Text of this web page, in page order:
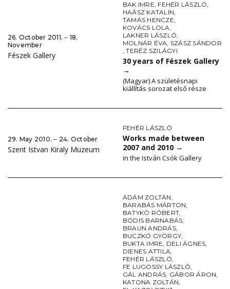
26. October 2011. ‒ 18.
November
Fészek Gallery
BAK IMRE, FEHÉR LÁSZLÓ,
HAÁSZ KATALIN,
TAMÁS HENCZE,
KOVÁCS LOLA,
LAKNER LÁSZLÓ,
MOLNÁR ÉVA, SZÁSZ SÁNDOR
,TERÉZ SZILÁGYI
30 years of Fészek Gallery
→
(Magyar) A születésnapi
kiállítás sorozat első része
29. May 2010. ‒ 24. October
Szent Istvan Kiraly Muzeum
FEHÉR LÁSZLÓ
Works made between
2007 and 2010 →
in the István Csók Gallery
ÁDÁM ZOLTÁN,
BARABÁS MÁRTON,
BATYKÓ RÓBERT,
BÓDIS BARNABÁS,
BRAUN ANDRÁS,
BUCZKÓ GYÖRGY,
BUKTA IMRE, DELI ÁGNES,
DIENES ATTILA,
FEHÉR LÁSZLÓ,
FE LUGOSSY LÁSZLÓ,
GÁL ANDRÁS, GÁBOR ÁRON,
KATONA ZOLTÁN,